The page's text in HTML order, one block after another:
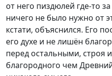
от него пиздюлей где-то
ничего не было нужно от
кстати, объяснился. Его
его духе и не лишён
перед остальными, строя
благородного чем